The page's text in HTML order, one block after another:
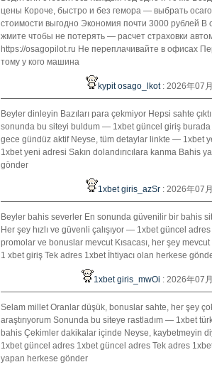
цены Короче, быстро и без гемора — выбрать
стоимости выгодно Экономия почти 3000 рублей В
жмите чтобы не потерять — расчет страховки
https://osagopilot.ru Не переплачивайте в офисах
тому у кого машина
kypit osago_lkot: 2026年07
Beyler dinleyin Bazıları para çekmiyor Hepsi sahte
sonunda bu siteyi buldum — 1xbet güncel giriş burada
gece gündüz aktif Neyse, tüm detaylar linkte — 1xbet
1xbet yeni adresi Sakın dolandırıcılara kanma Bahis
gönder
1xbet giris_azSr : 2026年07
Beyler bahis severler En sonunda güvenilir bir bahis
Her şey hızlı ve güvenli çalışıyor — 1xbet güncel
promolar ve bonuslar mevcut Kısacası, her şey
1 xbet giriş Tek adres 1xbet İhtiyacı olan herkese
1xbet giris_mwOi : 2026年07
Selam millet Oranlar düşük, bonuslar sahte, her şey
araştırıyorum Sonunda bu siteye rastladım — 1xbet
bahis Çekimler dakikalar içinde Neyse, kaybetmeyin
1xbet güncel adres 1xbet güncel adres Tek adres
yapan herkese gönder